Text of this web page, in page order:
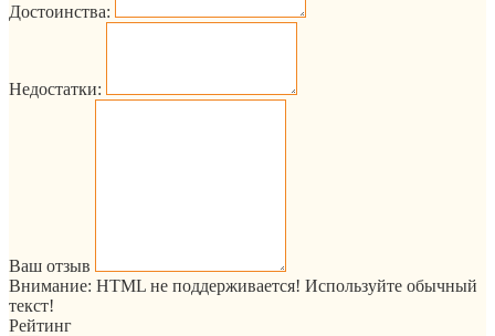
Достоинства:
Недостатки:
Ваш отзыв
Внимание: HTML не поддерживается! Используйте обычный
текст!
Рейтинг